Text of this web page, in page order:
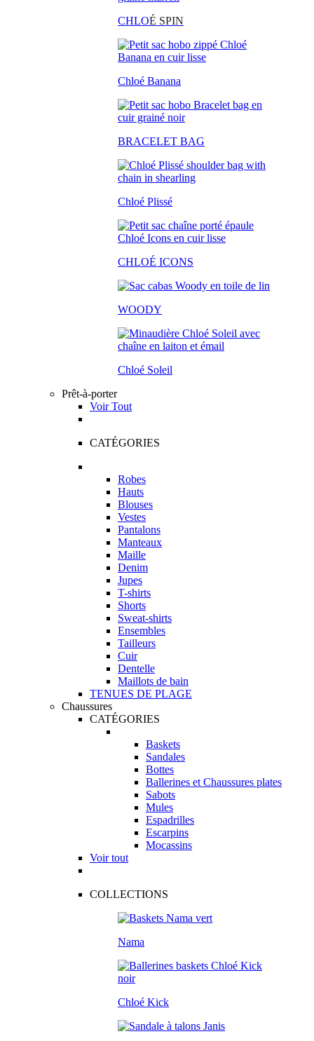
CHLOÉ SPIN
Chloé Banana
BRACELET BAG
Chloé Plissé
CHLOÉ ICONS
WOODY
Chloé Soleil
Prêt-à-porter
Voir Tout
CATÉGORIES
Robes
Hauts
Blouses
Vestes
Pantalons
Manteaux
Maille
Denim
Jupes
T-shirts
Shorts
Sweat-shirts
Ensembles
Tailleurs
Cuir
Dentelle
Maillots de bain
TENUES DE PLAGE
Chaussures
CATÉGORIES
Baskets
Sandales
Bottes
Ballerines et Chaussures plates
Sabots
Mules
Espadrilles
Escarpins
Mocassins
Voir tout
COLLECTIONS
Nama
Chloé Kick